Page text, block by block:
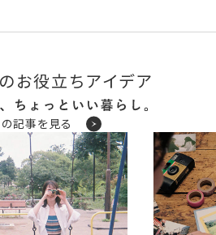
では受け付けていない場合がございます。
となるためご注意ください。（送料や手数
お役立ちアイデア
記事を見る